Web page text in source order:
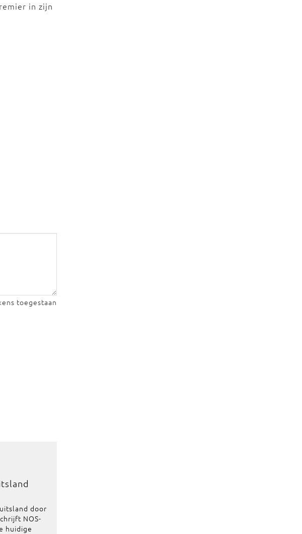
in zijn
toegestaan
door
NOS-
huidige